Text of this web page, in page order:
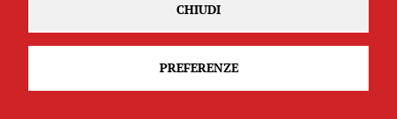
CHIUDI
PREFERENZE